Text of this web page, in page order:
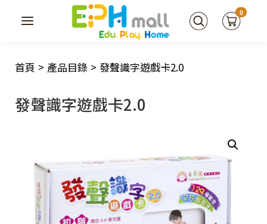
0
首頁 > 產品目錄 > 發聲識字遊戲卡2.0
發聲識字遊戲卡2.0